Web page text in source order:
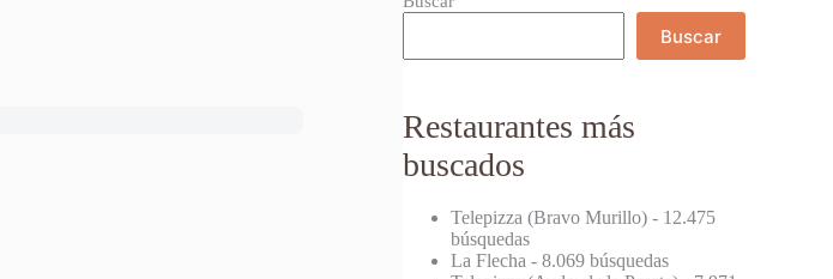
Buscar
Restaurantes más
buscados
Telepizza (Bravo Murillo) - 12.475
búsquedas
La Flecha - 8.069 búsquedas